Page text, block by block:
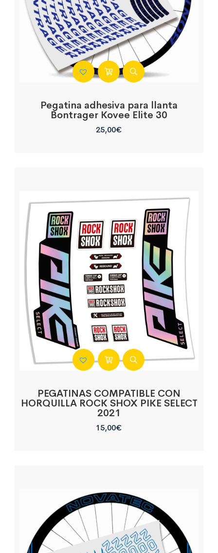
Pegatina adhesiva para llanta
Bontrager Kovee Elite 30
25,00€
PEGATINAS COMPATIBLE CON
HORQUILLA ROCK SHOX PIKE SELECT
2021
15,00€